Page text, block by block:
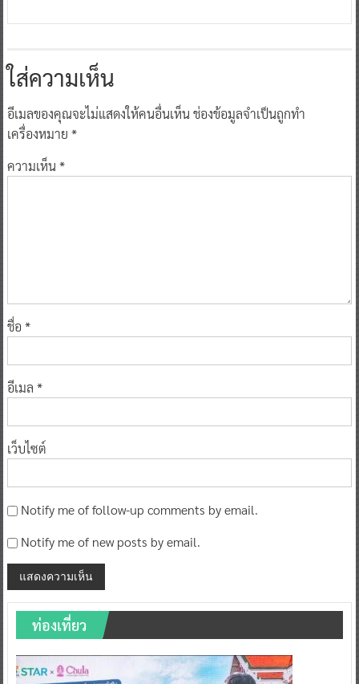
ใส่ความเห็น
อีเมลของคุณจะไม่แสดงให้คนอื่นเห็นช่องข้อมูลจำเป็นถูกทำ
เครื่องหมาย *
ความเห็น*
ชื่อ *
อีเมล *
เว็บไซต์
Notify me of follow-up comments by email.
Notify me of new posts by email.
ท่องเที่ยว